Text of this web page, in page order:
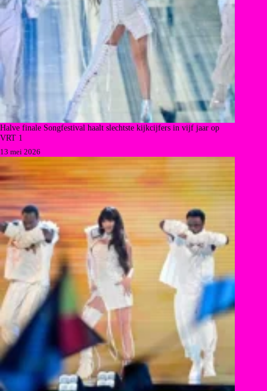
Halve finale Songfestival haalt slechtste kijkcijfers in vijf jaar op
VRT 1
13 mei 2026